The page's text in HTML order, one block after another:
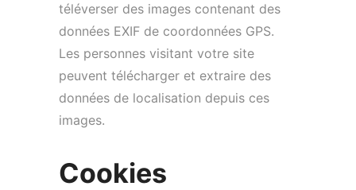
téléverser des images contenant des
données EXIF de coordonnées GPS.
Les personnes visitant votre site
peuvent télécharger et extraire des
données de localisation depuis ces
images.
Cookies